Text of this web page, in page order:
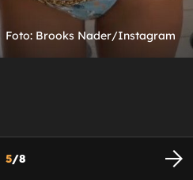
Foto: Brooks Nader/Instagram
5/8